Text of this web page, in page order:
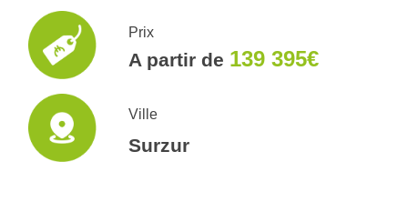
Prix
A partir de 139 395€
Ville
Surzur